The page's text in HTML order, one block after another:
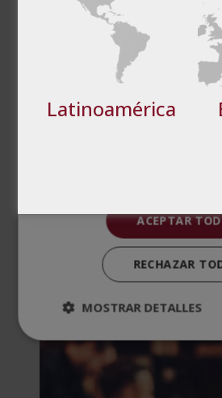
PRODUCTOS
RELACIONADOS
Latinoamérica
Cookies de
preferencias
ACEPTAR
RECHAZAR
MOSTRAR DETALLES